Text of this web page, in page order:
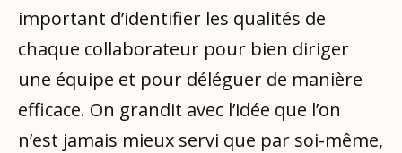
important d’identifier les qualités de
chaque collaborateur pour bien diriger
une équipe et pour déléguer de manière
efficace. On grandit avec l’idée que l’on
n’est jamais mieux servi que par soi-même,